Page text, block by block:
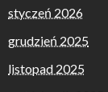
styczeń 2026
grudzień 2025
listopad 2025